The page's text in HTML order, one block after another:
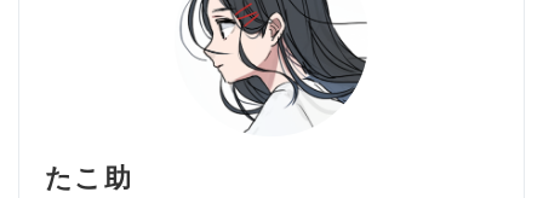
たこ助